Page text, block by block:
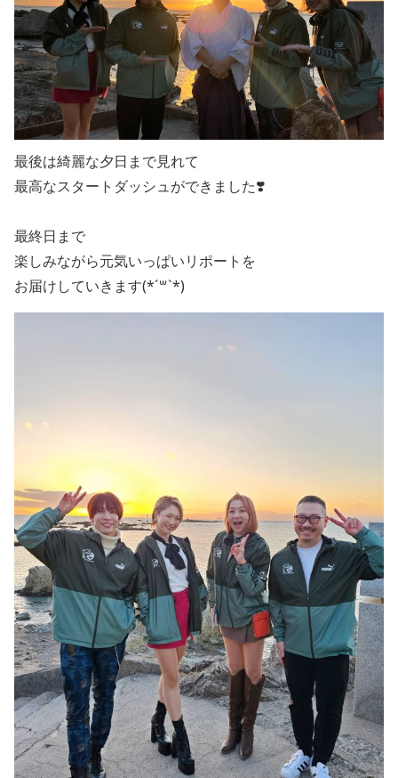
最後は綺麗な夕日まで見れて
最高なスタートダッシュができました❣️
最終日まで
楽しみながら元気いっぱいリポートを
お届けしていきます(*´꒳`*)